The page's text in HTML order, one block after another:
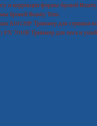
бровей Beauty Trim.
h10120P Триммер для стрижки
FX 7010E Триммер для носа и